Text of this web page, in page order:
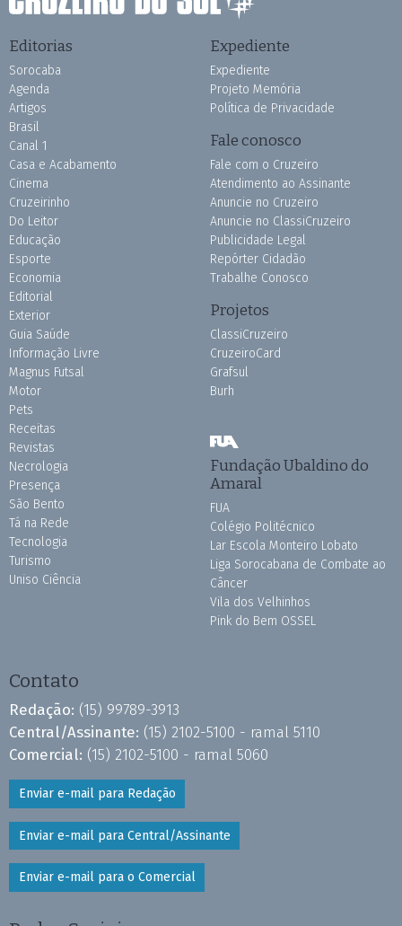
Editorias
Sorocaba
Agenda
Artigos
Brasil
Canal 1
Casa e Acabamento
Cinema
Cruzeirinho
Do Leitor
Educação
Esporte
Economia
Editorial
Exterior
Guia Saúde
Informação Livre
Magnus Futsal
Motor
Pets
Receitas
Revistas
Necrologia
Presença
São Bento
Tá na Rede
Tecnologia
Turismo
Uniso Ciência
Expediente
Expediente
Projeto Memória
Política de Privacidade
Fale conosco
Fale com o Cruzeiro
Atendimento ao Assinante
Anuncie no Cruzeiro
Anuncie no ClassiCruzeiro
Publicidade Legal
Repórter Cidadão
Trabalhe Conosco
Projetos
ClassiCruzeiro
CruzeiroCard
Grafsul
Burh
Fundação Ubaldino do
Amaral
FUA
Colégio Politécnico
Lar Escola Monteiro Lobato
Liga Sorocabana de Combate ao
Câncer
Vila dos Velhinhos
Pink do Bem OSSEL
Contato
Redação: (15) 99789-3913
Central/Assinante: (15) 2102-5100 - ramal 5110
Comercial: (15) 2102-5100 - ramal 5060
Enviar e-mail para Redação
Enviar e-mail para Central/Assinante
Enviar e-mail para o Comercial